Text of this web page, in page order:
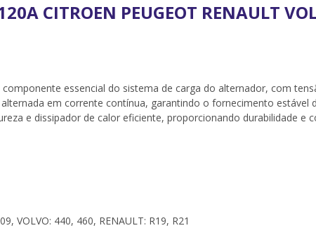
CITROEN PEUGEOT RENAULT
essencial do sistema de carga do alternador, com
em corrente contínua, garantindo o fornecimento estável
e dissipador de calor eficiente, proporcionando durabilidade e
VOLVO: 440, 460, RENAULT: R19, R21